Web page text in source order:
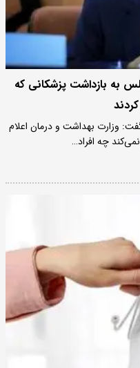
به بازداشت پزشکانی که
وزارت بهداشت و درمان اعلام
چه افراد…